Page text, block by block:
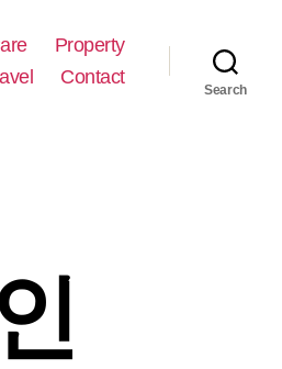
Property
Contact
Search